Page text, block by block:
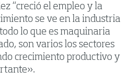
“creció el empleo y la
se ve en la industria
lo que es maquinaria
son varios los sectores
crecimiento productivo y